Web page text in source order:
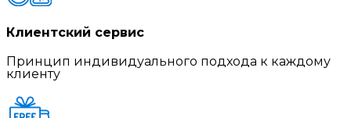
Клиентский сервис
Принцип индивидуального подхода к каждому
клиенту